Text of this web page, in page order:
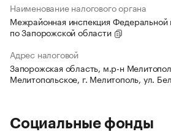
Наименование налогового органа
Межрайонная инспекция
по Запорожской области
Адрес налоговой
Запорожская область, м.р-н
Мелитопольское, г. Мелитополь, ул.
Социальные фонды